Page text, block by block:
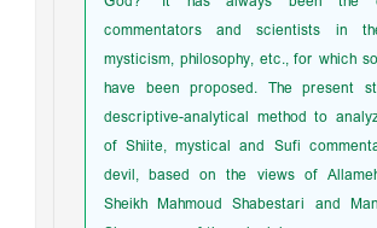
commentators and scientists in
mysticism, philosophy, etc., for which
have been proposed. The present
descriptive-analytical method to
of Shiite, mystical and Sufi
devil, based on the views of
Sheikh Mahmoud Shabestari and